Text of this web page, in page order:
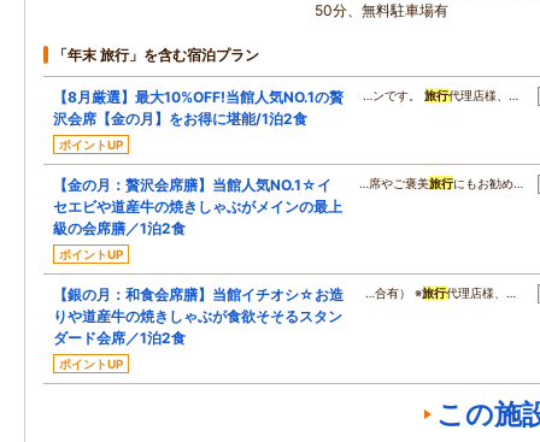
50分、無料駐車場有
「年末 旅行」を含む宿泊プラン
【8月厳選】最大10%OFF!当館人気NO.1の贅
沢会席【金の月】をお得に堪能/1泊2食
ポイントUP
…ンです。旅行代理店様、…
【金の月：贅沢会席膳】当館人気NO.1☆イ
セエビや道産牛の焼きしゃぶがメインの最上
級の会席膳／1泊2食
ポイントUP
…席やご褒美旅行にもお勧め…
【銀の月：和食会席膳】当館イチオシ☆お造
りや道産牛の焼きしゃぶが食欲そそるスタン
ダード会席／1泊2食
ポイントUP
…合有） ※旅行代理店様、…
この施